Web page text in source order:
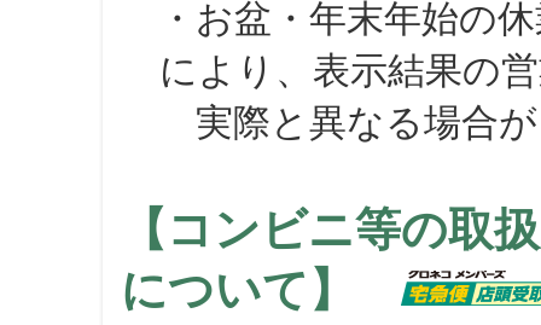
・お盆・年末年始の
により、表示結果の
実際と異なる場合が
【コンビニ等の取
について】